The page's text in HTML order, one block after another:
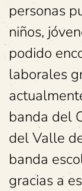
personas
niños,
podido
laborales
banda del
del Valle
banda
gracias a